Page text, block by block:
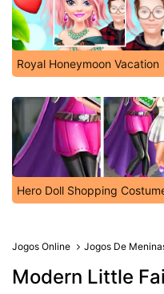
Royal Honeymoon Vacation
Hero Doll Shopping
Jogos Online Jogos De
Modern Little